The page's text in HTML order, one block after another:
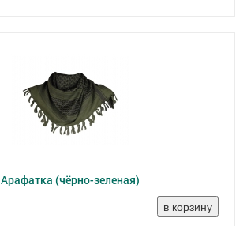
Арафатка (чёрно-зеленая)